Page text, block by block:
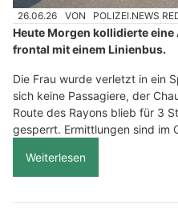
26.06.26 VON POLIZEI.NEWS
Heute Morgen kollidierte
frontal mit einem Linienbus.
Die Frau wurde verletzt in ein
sich keine Passagiere, der
Route des Rayons blieb für 3
gesperrt. Ermittlungen sind im
Weiterlesen